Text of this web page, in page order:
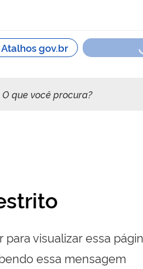
visualizar essa
essa mensagem